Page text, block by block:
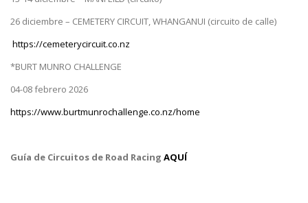
26 diciembre – CEMETERY CIRCUIT, WHANGANUI (circuito de calle)
https://cemeterycircuit.co.nz
*BURT MUNRO CHALLENGE
04-08 febrero 2026
https://www.burtmunrochallenge.co.nz/home
Guía de Circuitos de Road Racing AQUÍ